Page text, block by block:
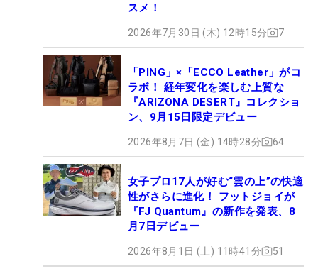
スメ！
2026年7月30日 (木) 12時15分 7
「PING」×「ECCO Leather」がコ
ラボ！ 経年変化を楽しむ上質な
『ARIZONA DESERT』コレクショ
ン、9月15日限定デビュー
2026年8月7日 (金) 14時28分 64
女子プロ17人が好む“雲の上”の快適
性がさらに進化！ フットジョイが
『FJ Quantum』の新作を発表、8
月7日デビュー
2026年8月1日 (土) 11時41分 51